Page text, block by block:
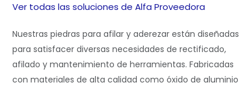
Ver todas las soluciones de Alfa Proveedora
Nuestras piedras para afilar y aderezar están diseñadas
para satisfacer diversas necesidades de rectificado,
afilado y mantenimiento de herramientas. Fabricadas
con materiales de alta calidad como óxido de aluminio